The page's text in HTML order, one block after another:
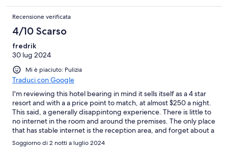
Recensione verificata
4/10 Scarso
fredrik
30 lug 2024
Mi è piaciuto: Pulizia
Traduci con Google
I'm reviewing this hotel bearing in mind it sells itself as a 4 star
resort and with a a price point to match, at almost $250 a night.
This said, a generally disappintong experience. There is little to
no internet in the room and around the premises. The only place
that has stable internet is the reception area, and forget about a
data connection most places. The beaches are way nicer outside
Soggiorno di 2 notti a luglio 2024